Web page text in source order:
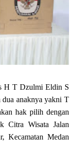
H T Dzulmi Eldin S
anaknya yakni T
hak pilih dengan
Citra Wisata Jalan
Kecamatan Medan